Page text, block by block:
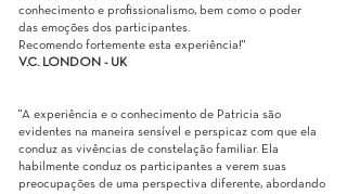
conhecimento e profissionalismo, bem como o poder
das emoções dos participantes.
Recomendo fortemente esta experiência!"
V.C. LONDON - UK
"A experiência e o conhecimento de Patricia são
evidentes na maneira sensível e perspicaz com que ela
conduz as vivências de constelação familiar. Ela
habilmente conduz os participantes a verem suas
preocupações de uma perspectiva diferente, abordando